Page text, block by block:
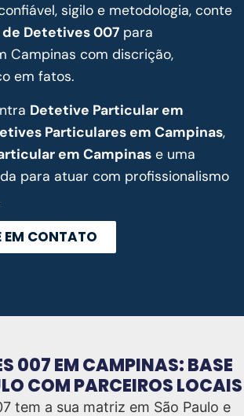
sigilo e metodologia, conte
Detetives 007 para
Campinas com discrição,
em fatos.
Detetive Particular em
Particulares em Campinas,
em Campinas e uma
para atuar com profissionalismo
EM CONTATO
007 EM CAMPINAS: BASE
COM PARCEIROS LOCAIS
tem a sua matriz em São Paulo e